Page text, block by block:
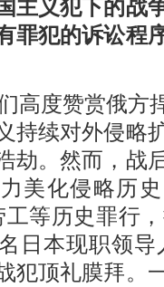
主义犯下的战
罪犯的诉讼程
高度赞赏俄方
持续对外侵略
劫。然而，战
美化侵略历
工等历史罪行
日本现职领
犯顶礼膜拜。